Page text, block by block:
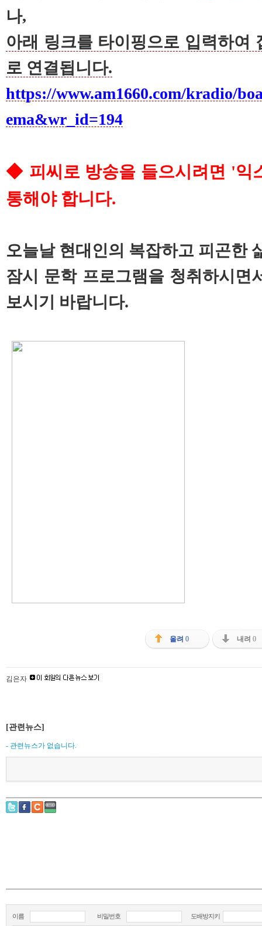
나,
아래 링크를 타이핑으로 입력하여
로 연결됩니다.
https://www.am1660.com/kradio/
ema&wr_id=194
◆ 피씨로 방송을 들으시려면 '익
통해야 합니다.
오늘날 현대인의 복잡하고 피곤한
잠시 문학 프로그램을 청취하시면
보시기 바랍니다.
올려 0 내려 0
김은자
[관련뉴스]
- 관련뉴스가 없습니다.